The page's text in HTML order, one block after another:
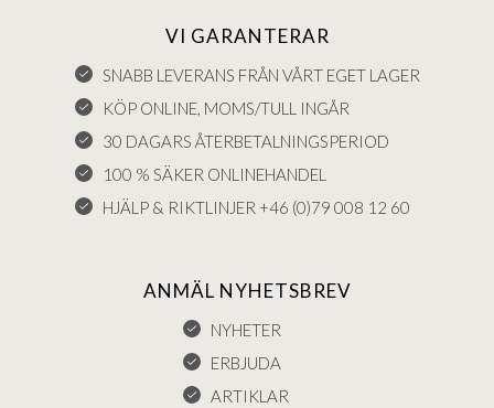
VI GARANTERAR
SNABB LEVERANS FRÅN VÅRT EGET LAGER
KÖP ONLINE, MOMS/TULL INGÅR
30 DAGARS ÅTERBETALNINGSPERIOD
100 % SÄKER ONLINEHANDEL
HJÄLP & RIKTLINJER +46 (0)79 008 12 60
ANMÄL NYHETSBREV
NYHETER
ERBJUDA
ARTIKLAR